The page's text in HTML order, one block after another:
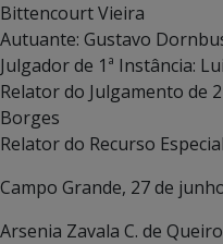
Bittencourt Vieira
Autuante: Gustavo
Julgador de 1ª Instância:
Relator do Julgamento de
Borges
Relator do Recurso
Campo Grande, 27 de
Arsenia Zavala C. de